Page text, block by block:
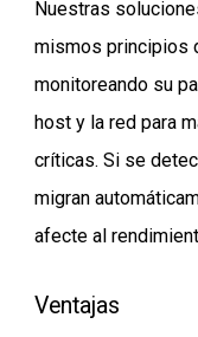
Nuestras
mismos principios
monitoreando su
host y la red para
críticas. Si se
migran
afecte al
Ventajas